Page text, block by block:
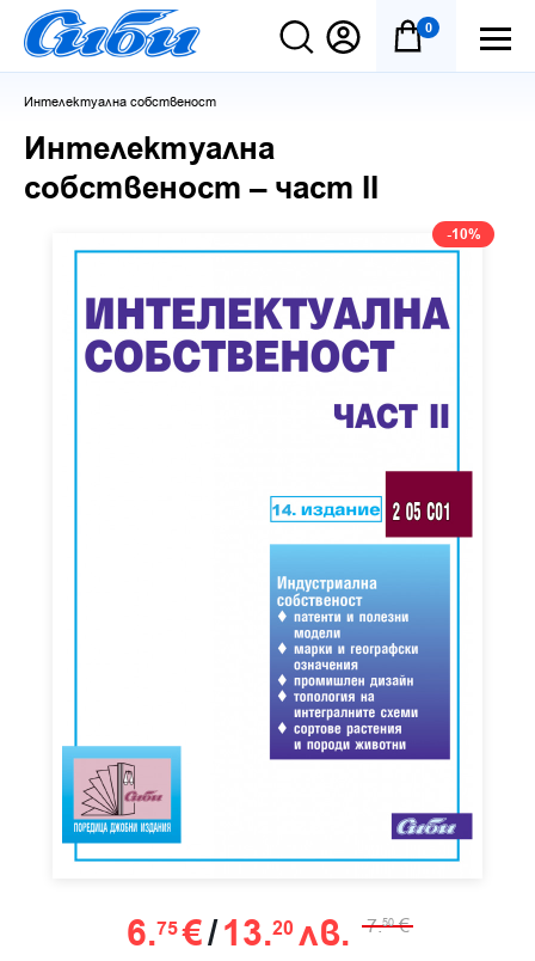
0
Интелектуална собственост
Интелектуална
собственост – част ІІ
-10%
6.75€/13.20 лв. 7.50 €